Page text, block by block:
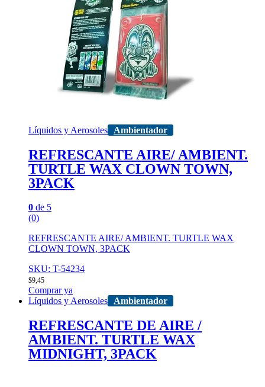
Líquidos y Aerosoles Ambientador
REFRESCANTE AIRE/ AMBIENT.
TURTLE WAX CLOWN TOWN,
3PACK
0 de 5
(0)
REFRESCANTE AIRE/ AMBIENT. TURTLE WAX
CLOWN TOWN, 3PACK
SKU: T-54234
$9,45
Comprar ya
Líquidos y Aerosoles
Ambientador
REFRESCANTE DE AIRE /
AMBIENT. TURTLE WAX
MIDNIGHT, 3PACK